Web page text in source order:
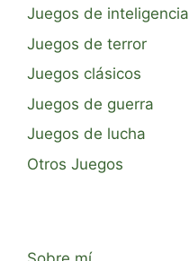
Juegos de inteligencia
Juegos de terror
Juegos clásicos
Juegos de guerra
Juegos de lucha
Otros Juegos